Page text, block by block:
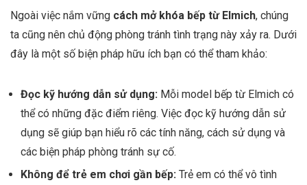
Ngoài việc nắm vững cách mở khóa bếp từ Elmich, chúng
ta cũng nên chủ động phòng tránh tình trạng này xảy ra. Dưới
đây là một số biện pháp hữu ích bạn có thể tham khảo:
Đọc kỹ hướng dẫn sử dụng: Mỗi model bếp từ Elmich có
thể có những đặc điểm riêng. Việc đọc kỹ hướng dẫn sử
dụng sẽ giúp bạn hiểu rõ các tính năng, cách sử dụng và
các biện pháp phòng tránh sự cố.
Không để trẻ em chơi gần bếp: Trẻ em có thể vô tình